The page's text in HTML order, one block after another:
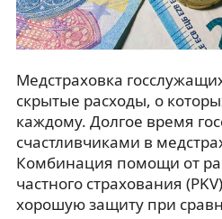
Медстраховка
скрытые расходы, о
каждому. Долгое время
счастливчиками в
Комбинация помощи от
частного страхования
хорошую защиту при